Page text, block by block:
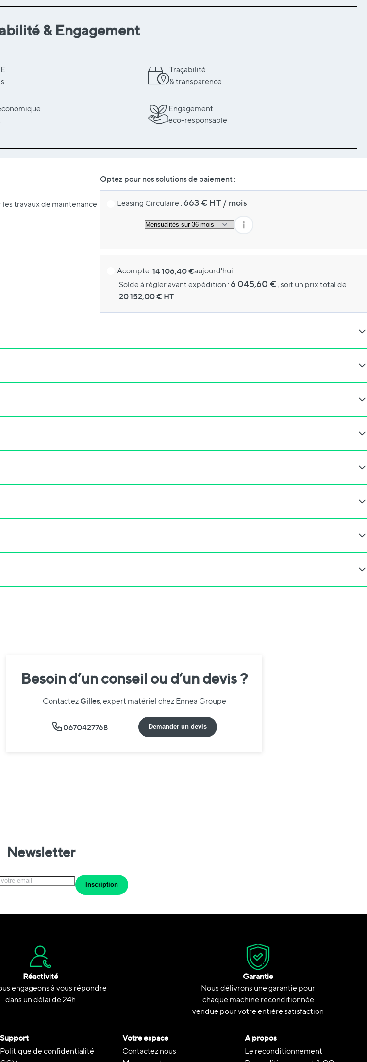
& Engagement
Traçabilité
& transparence
Engagement
éco-responsable
les travaux de maintenance
Optez pour nos solutions de paiement :
Leasing Circulaire : 663€ HT / mois
Acompte :14 106,40 €aujourd'hui
Solde à régler avant expédition : 6 045,60 €, soit un prix total de
20 152,00€ HT
Besoin d’un conseil ou d’un devis ?
Contactez Gilles, expert matériel chez Ennea Groupe
0670427768 Demander un devis
Newsletter
lettre d’information :
Inscription
Réactivité
engageons à vous répondre
dans un délai de 24h
Garantie
Nous délivrons une garantie pour
chaque machine reconditionnée
vendue pour votre entière satisfaction
Support
Politique de confidentialité
Votre espace
Contactez nous
A propos
Le reconditionnement